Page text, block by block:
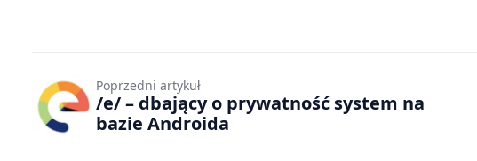
Poprzedni artykuł
/e/ – dbający o prywatność system na
bazie Androida